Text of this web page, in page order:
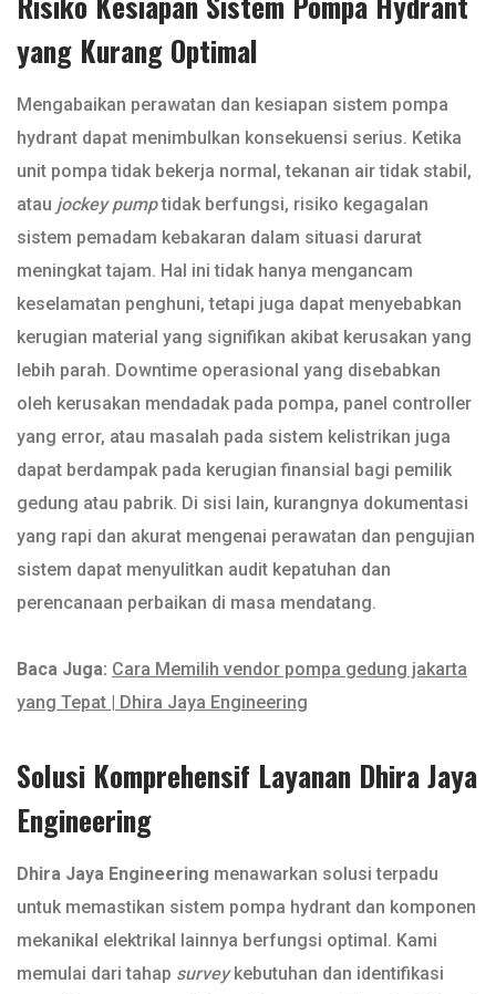
yang Kurang Optimal
Mengabaikan perawatan dan kesiapan sistem pompa
hydrant dapat menimbulkan konsekuensi serius. Ketika
unit pompa tidak bekerja normal, tekanan air tidak stabil,
atau jockey pumptidak berfungsi, risiko kegagalan
sistem pemadam kebakaran dalam situasi darurat
meningkat tajam. Hal ini tidak hanya mengancam
keselamatan penghuni, tetapi juga dapat menyebabkan
kerugian material yang signifikan akibat kerusakan yang
lebih parah. Downtime operasional yang disebabkan
oleh kerusakan mendadak pada pompa, panel controller
yang error, atau masalah pada sistem kelistrikan juga
dapat berdampak pada kerugian finansial bagi pemilik
gedung atau pabrik. Di sisi lain, kurangnya dokumentasi
yang rapi dan akurat mengenai perawatan dan pengujian
sistem dapat menyulitkan audit kepatuhan dan
perencanaan perbaikan di masa mendatang.
Baca Juga: Cara Memilih vendor pompa gedung jakarta
yang Tepat | Dhira Jaya Engineering
Solusi Komprehensif Layanan Dhira Jaya
Engineering
Dhira Jaya Engineering menawarkan solusi terpadu
untuk memastikan sistem pompa hydrant dan komponen
mekanikal elektrikal lainnya berfungsi optimal. Kami
memulai dari tahap surveykebutuhan dan identifikasi